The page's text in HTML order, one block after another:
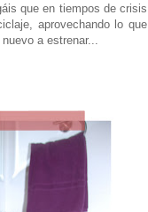
que en tiempos de crisis
aprovechando lo que
a estrenar...